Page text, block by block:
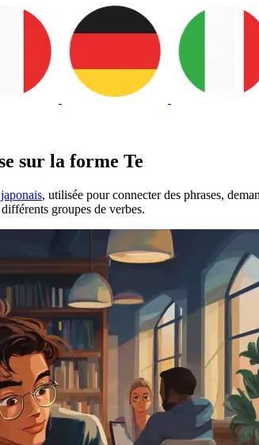
sur la forme Te
japonais, utilisée pour connecter des phrases,
groupes de verbes.